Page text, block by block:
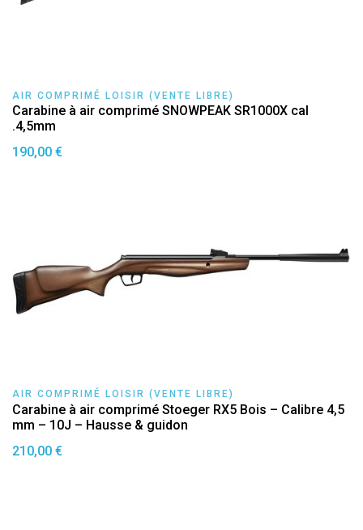
AIR COMPRIMÉ LOISIR (VENTE LIBRE)
Carabine à air comprimé SNOWPEAK SR1000X cal
.4,5mm
190,00 €
AIR COMPRIMÉ LOISIR (VENTE LIBRE)
Carabine à air comprimé Stoeger RX5 Bois – Calibre 4,5
mm – 10J – Hausse & guidon
210,00 €